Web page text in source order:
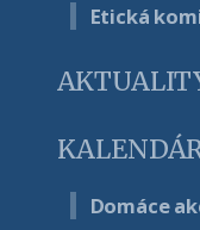
Etická
Domáce